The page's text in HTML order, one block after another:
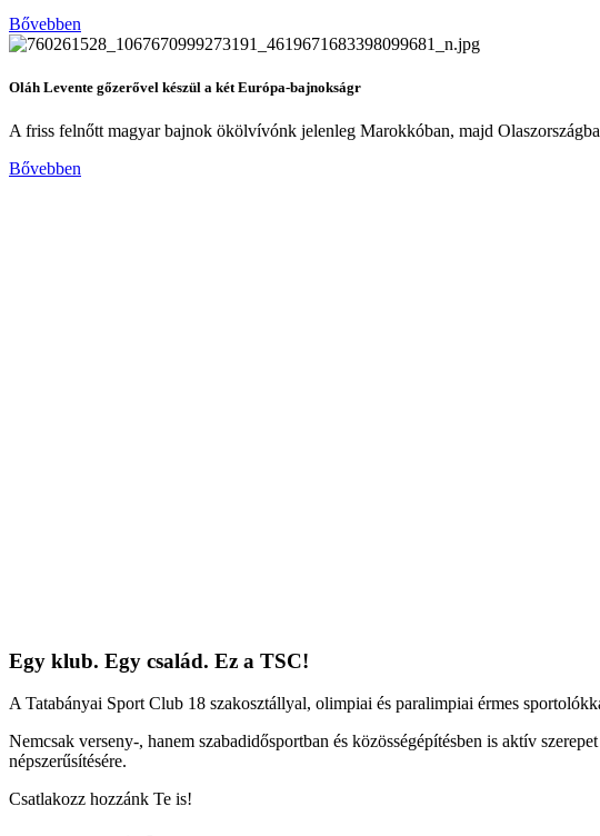
Bővebben
Oláh Levente gőzerővel készül a két Európa-bajnokságr
A friss felnőtt magyar bajnok ökölvívónk jelenleg Marokkóban, majd
Bővebben
Egy klub. Egy család. Ez a TSC!
A Tatabányai Sport Club 18 szakosztállyal, olimpiai és paralimpiai érmes
Nemcsak verseny-, hanem szabadidősportban és közösségépítésben is aktív
népszerűsítésére.
Csatlakozz hozzánk Te is!